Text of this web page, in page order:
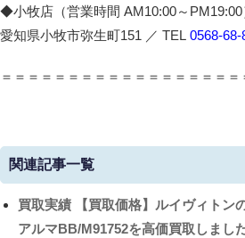
◆小牧店（営業時間 AM10:00～PM19:00
愛知県小牧市弥生町151 ／ TEL 0568-68-
＝＝＝＝＝＝＝＝＝＝＝＝＝＝＝＝＝＝
関連記事一覧
買取実績 【買取価格】ルイヴィトン
アルマBB/M91752を高価買取しまし